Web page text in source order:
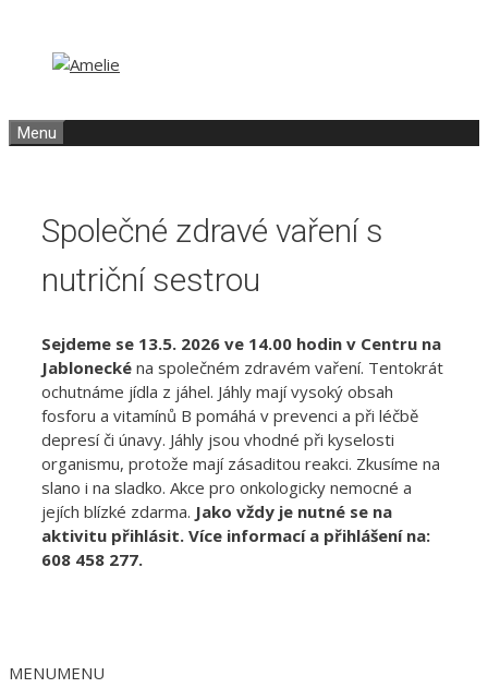
obsah
obsah
Menu
Společné zdravé vaření s
nutriční sestrou
Sejdeme se 13.5. 2026 ve 14.00 hodin v Centru na
Jablonecké na společném zdravém vaření. Tentokrát
ochutnáme jídla z jáhel. Jáhly mají vysoký obsah
fosforu a vitamínů B pomáhá v prevenci a při léčbě
depresí či únavy. Jáhly jsou vhodné při kyselosti
organismu, protože mají zásaditou reakci. Zkusíme na
slano i na sladko. Akce pro onkologicky nemocné a
jejích blízké zdarma. Jako vždy je nutné se na
aktivitu přihlásit. Více informací a přihlášení na:
608 458 277.
MENUMENU